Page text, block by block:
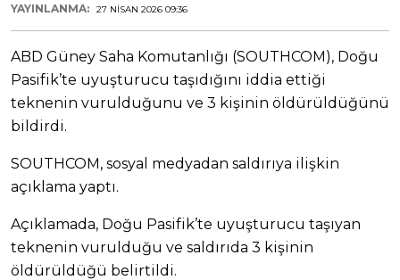
YAYINLANMA: 27 NISAN 2026 09:36
ABD Güney Saha Komutanlığı (SOUTHCOM), Doğu
Pasifik’te uyuşturucu taşıdığını iddia ettiği
teknenin vurulduğunu ve 3 kişinin öldürüldüğünü
bildirdi.
SOUTHCOM, sosyal medyadan saldırıya ilişkin
açıklama yaptı.
Açıklamada, Doğu Pasifik’te uyuşturucu taşıyan
teknenin vurulduğu ve saldırıda 3 kişinin
öldürüldüğü belirtildi.